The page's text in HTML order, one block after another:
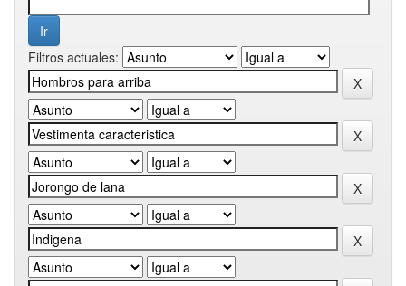
Filtros actuales: